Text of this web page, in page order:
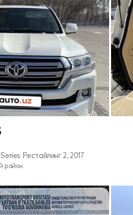
Рестайлинг 2, 2017
район